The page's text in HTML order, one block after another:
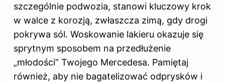
szczególnie podwozia, stanowi kluczowy krok
w walce z korozją, zwłaszcza zimą, gdy drogi
pokrywa sól. Woskowanie lakieru okazuje się
sprytnym sposobem na przedłużenie
„młodości” Twojego Mercedesa. Pamiętaj
również, aby nie bagatelizować odprysków i